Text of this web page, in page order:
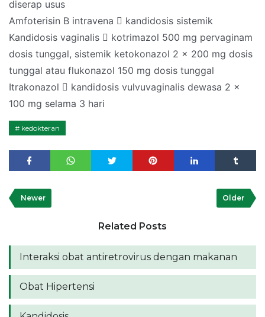
diserap usus
Amfoterisin B intravena  kandidosis sistemik
Kandidosis vaginalis  kotrimazol 500 mg pervaginam
dosis tunggal, sistemik ketokonazol 2 x 200 mg dosis
tunggal atau flukonazol 150 mg dosis tunggal
Itrakonazol  kandidosis vulvuvaginalis dewasa 2 x
100 mg selama 3 hari
kedokteran
Newer Older
Related Posts
Interaksi obat antiretrovirus dengan makanan
Obat Hipertensi